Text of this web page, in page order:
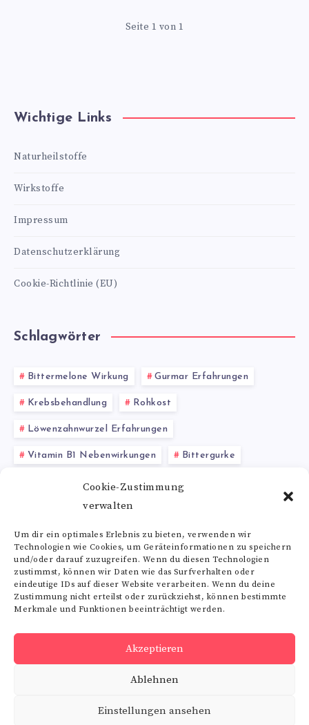
Cookie-Zustimmung
verwalten
Um dir ein optimales Erlebnis zu bieten, verwenden wir
Technologien wie Cookies, um Geräteinformationen zu speichern
und/oder darauf zuzugreifen. Wenn du diesen Technologien
zustimmst, können wir Daten wie das Surfverhalten oder
eindeutige IDs auf dieser Website verarbeiten. Wenn du deine
Zustimmung nicht erteilst oder zurückziehst, können bestimmte
Merkmale und Funktionen beeinträchtigt werden.
Akzeptieren
Ablehnen
Einstellungen ansehen
Seite 1 von 1
Wichtige Links
Naturheilstoffe
Wirkstoffe
Impressum
Datenschutzerklärung
Cookie-Richtlinie (EU)
Schlagwörter
Bittermelone Wirkung Gurmar Erfahrungen
Krebsbehandlung Rohkost
Löwenzahnwurzel Erfahrungen
Vitamin B1 Nebenwirkungen Bittergurke
NAC Wirkung Ashwagandha Wirkung
Alterung
Alle Schlagwörter
RSS